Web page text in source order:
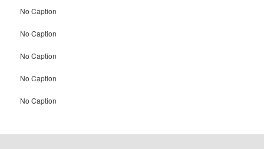
No Caption
No Caption
No Caption
No Caption
No Caption